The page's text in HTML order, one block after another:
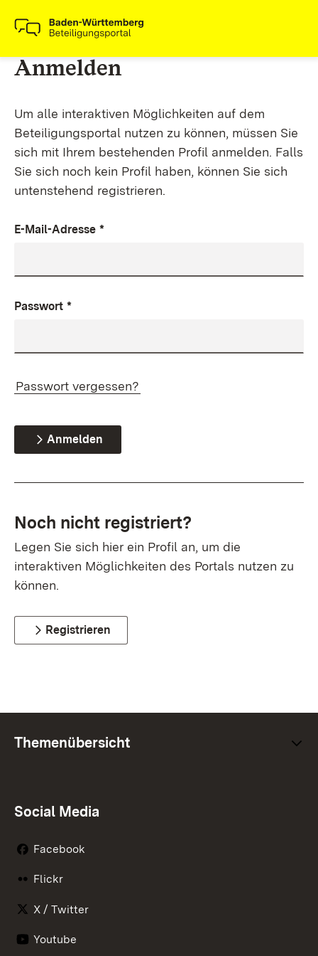
Anmelden
Um alle interaktiven Möglichkeiten auf dem
Beteiligungsportal nutzen zu können, müssen Sie
sich mit Ihrem bestehenden Profil anmelden. Falls
Sie sich noch kein Profil haben, können Sie sich
untenstehend registrieren.
E-Mail-Adresse *
Passwort *
Passwort vergessen?
Anmelden
Noch nicht registriert?
Legen Sie sich hier ein Profil an, um die
interaktiven Möglichkeiten des Portals nutzen zu
können.
Registrieren
Themenübersicht
Social Media
Facebook
Flickr
X / Twitter
Youtube